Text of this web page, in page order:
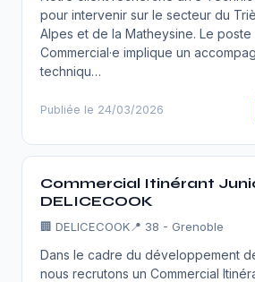
pour intervenir sur le secteur du
Alpes et de la Matheysine. Le
Commercial·e implique un
techniqu…
Publiée le 24/03/2026
Commercial Itinérant
DELICECOOK
🏢 DELICECOOK📍 38 - Grenoble
Dans le cadre du développement
nous recrutons un Commercial